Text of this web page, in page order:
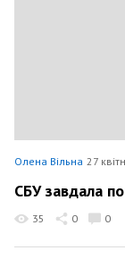
Олена Вільна 27
СБУ завдала
35 0 0